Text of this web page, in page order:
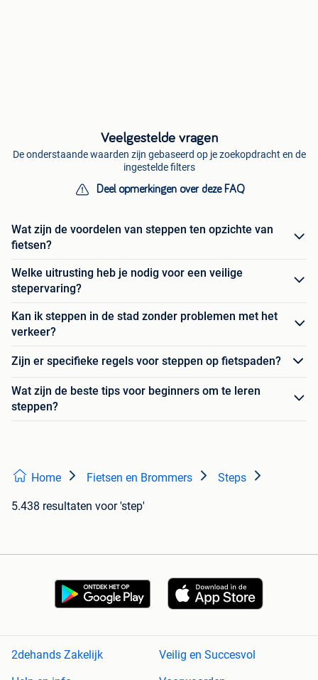
Veelgestelde vragen
De onderstaande waarden zijn gebaseerd op je zoekopdracht en de
ingestelde filters
Deel opmerkingen over deze FAQ
Wat zijn de voordelen van steppen ten opzichte van
fietsen?
Welke uitrusting heb je nodig voor een veilige
stepervaring?
Kan ik steppen in de stad zonder problemen met het
verkeer?
Zijn er specifieke regels voor steppen op fietspaden?
Wat zijn de beste tips voor beginners om te leren
steppen?
Home Fietsen en Brommers Steps
5.438 resultaten voor 'step'
2dehands Zakelijk
Veilig en Succesvol